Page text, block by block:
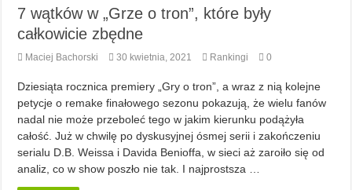
Najlepsze mangi dla dorosłych
Najciekawsze zapowiedzi komiksowe na 2023 rok
7 wątków w „Grze o tron”, które były
całkowicie zbędne
Maciej Bachorski 30 kwietnia, 2021 Rankingi 0
Dziesiąta rocznica premiery „Gry o tron”, a wraz z nią kolejne
petycje o remake finałowego sezonu pokazują, że wielu fanów
nadal nie może przeboleć tego w jakim kierunku podążyła
całość. Już w chwilę po dyskusyjnej ósmej serii i zakończeniu
serialu D.B. Weissa i Davida Benioffa, w sieci aż zaroiło się od
analiz, co w show poszło nie tak. I najprostsza …